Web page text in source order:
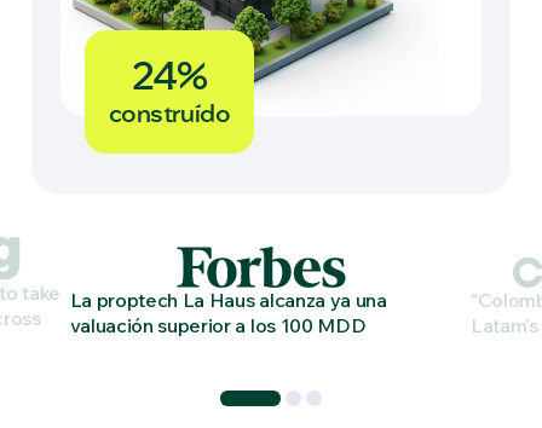
24%
construído
take La proptech La Haus alcanza ya una
valuación superior a los 100 MDD